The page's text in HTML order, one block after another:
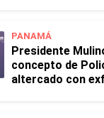
PANAMÁ
Presidente
concepto de
altercado con